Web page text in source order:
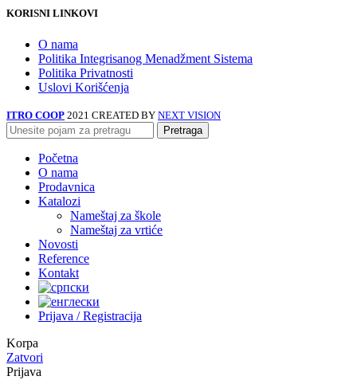
KORISNI LINKOVI
O nama
Politika Integrisanog Menadžment Sistema
Politika Privatnosti
Uslovi Korišćenja
ITRO COOP 2021 CREATED BY NEXT VISION
Pretraga
Početna
O nama
Prodavnica
Katalozi
Nameštaj za škole
Nameštaj za vrtiće
Novosti
Reference
Kontakt
Prijava / Registracija
Korpa
Zatvori
Prijava